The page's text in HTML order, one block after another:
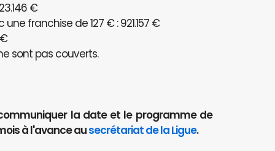
€
franchise de 127 € : 921.157 €
sont pas couverts.
la date et le programme de
à l'avance ausecrétariat de la Ligue.